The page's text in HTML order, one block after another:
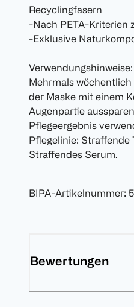
Recyclingfasern
-Nach PETA-Kriterien
-Exklusive
Verwendungshinweise:
Mehrmals
der Maske mit einem
Augenpartie
Pflegeergebnis
Pflegelinie: Straffende
Straffendes Serum.
BIPA-Artikelnummer:
Bewertungen